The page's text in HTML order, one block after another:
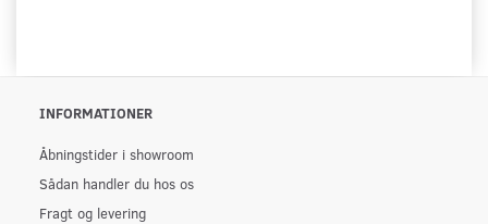
INFORMATIONER
Åbningstider i showroom
Sådan handler du hos os
Fragt og levering